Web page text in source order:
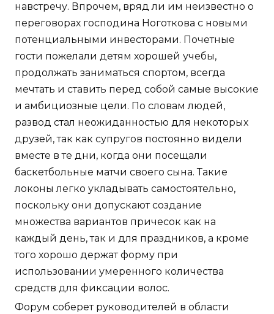
навстречу. Впрочем, вряд ли им неизвестно о
переговорах господина Ноготкова с новыми
потенциальными инвесторами. Почетные
гости пожелали детям хорошей учебы,
продолжать заниматься спортом, всегда
мечтать и ставить перед собой самые высокие
и амбициозные цели. По словам людей,
развод стал неожиданностью для некоторых
друзей, так как супругов постоянно видели
вместе в те дни, когда они посещали
баскетбольные матчи своего сына. Такие
локоны легко укладывать самостоятельно,
поскольку они допускают создание
множества вариантов причесок как на
каждый день, так и для праздников, а кроме
того хорошо держат форму при
использовании умеренного количества
средств для фиксации волос.
Форум соберет руководителей в области